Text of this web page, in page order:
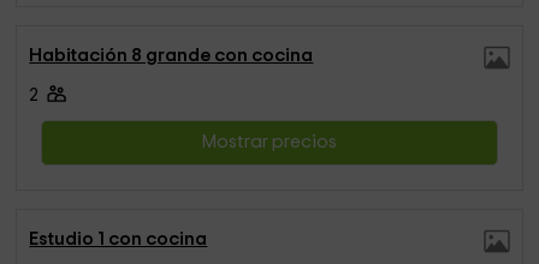
Habitación 8 grande con cocina
2
Mostrar precios
Estudio 1 con cocina